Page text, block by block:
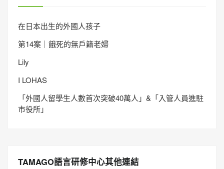
在日本出生的外國人孩子
第14案｜餓死的無戶籍老婦
Lily
I LOHAS
「外國人留學生人數首次突破40萬人」&「入管人員進駐
市役所」
TAMAGO語言研修中心其他連結